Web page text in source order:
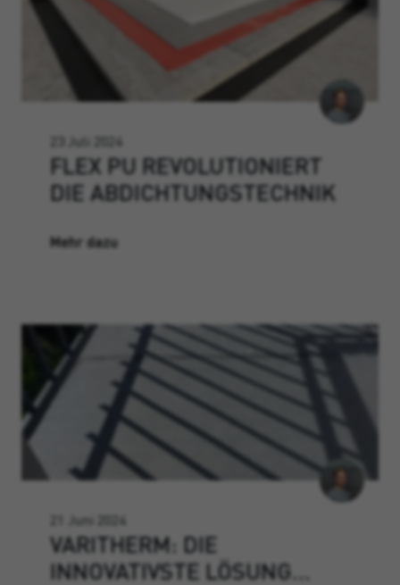
23 Juli 2024
FLEX PU REVOLUTIONIERT
DIE ABDICHTUNGSTECHNIK
Mehr dazu
21 Juni 2024
VARITHERM: DIE
INNOVATIVSTE LÖSUNG…